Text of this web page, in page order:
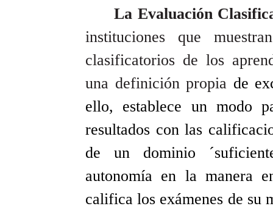
La Evaluación
instituciones que
clasificatorios de los
una definición propia de
ello, establece un modo
resultados con las
de un dominio
autonomía en la manera
califica los exámenes de su